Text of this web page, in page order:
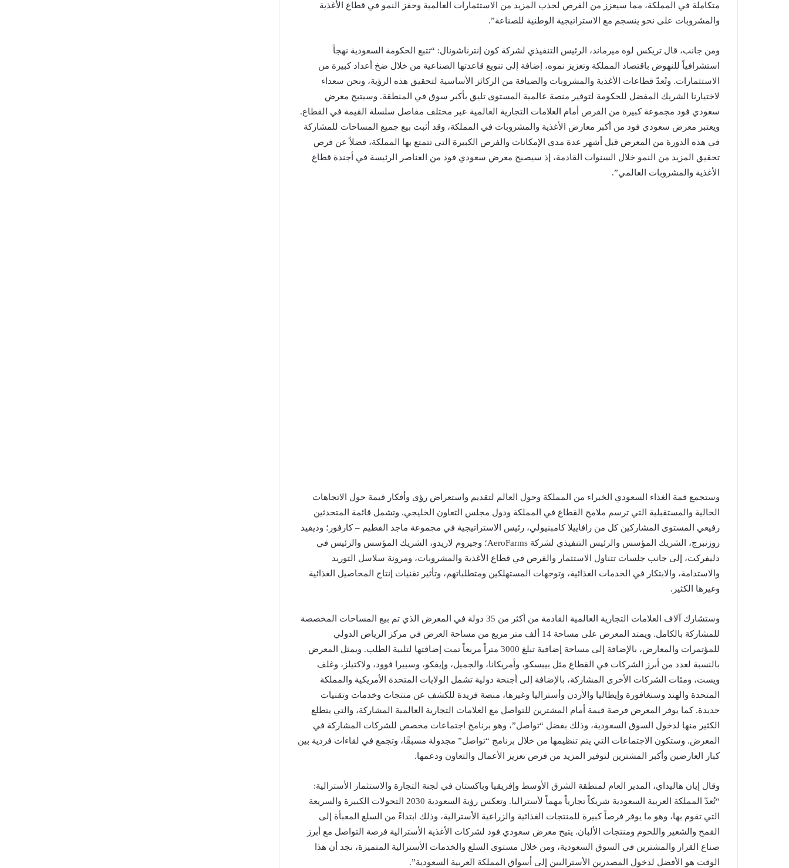
متكاملة في المملكة، مما سيعزز من الفرص لجذب المزيد من الاستثمارات العالمية وحفز النمو في قطاع الأغذية
والمشروبات على نحو ينسجم مع الاستراتيجية الوطنية للصناعة”.
ومن جانب، قال تريكس لوه ميرماند، الرئيس التنفيذي لشركة كون إنترناشونال: “تتبع الحكومة السعودية نهجاً
استشرافياً للنهوض باقتصاد المملكة وتعزيز نموه، إضافة إلى تنويع قاعدتها الصناعية من خلال ضخ أعداد كبيرة من
الاستثمارات. وتُعدّ قطاعات الأغذية والمشروبات والضيافة من الركائز الأساسية لتحقيق هذه الرؤية، ونحن سعداء
لاختيارنا الشريك المفضل للحكومة لتوفير منصة عالمية المستوى تليق بأكبر سوق في المنطقة. وسيتيح معرض
سعودي فود مجموعة كبيرة من الفرص أمام العلامات التجارية العالمية عبر مختلف مفاصل سلسلة القيمة في القطاع.
ويعتبر معرض سعودي فود من أكبر معارض الأغذية والمشروبات في المملكة، وقد أثبت بيع جميع المساحات للمشاركة
في هذه الدورة من المعرض قبل أشهر عدة مدى الإمكانات والفرص الكبيرة التي تتمتع بها المملكة، فضلاً عن فرص
تحقيق المزيد من النمو خلال السنوات القادمة، إذ سيصبح معرض سعودي فود من العناصر الرئيسة في أجندة قطاع
الأغذية والمشروبات العالمي”.
وستجمع قمة الغذاء السعودي الخبراء من المملكة وحول العالم لتقديم واستعراض رؤى وأفكار قيمة حول الاتجاهات
الحالية والمستقبلية التي ترسم ملامح القطاع في المملكة ودول مجلس التعاون الخليجي. وتشمل قائمة المتحدثين
رفيعي المستوى المشاركين كل من رافاييلا كامبنيولي، رئيس الاستراتيجية في مجموعة ماجد الفطيم – كارفور؛ وديفيد
روزنبرج، الشريك المؤسس والرئيس التنفيذي لشركة AeroFarms؛ وجيروم لاريدو، الشريك المؤسس والرئيس في
دليفركت، إلى جانب جلسات تتناول الاستثمار والفرص في قطاع الأغذية والمشروبات، ومرونة سلاسل التوريد
والاستدامة، والابتكار في الخدمات الغذائية، وتوجهات المستهلكين ومتطلباتهم، وتأثير تقنيات إنتاج المحاصيل الغذائية
وغيرها الكثير.
وستشارك آلاف العلامات التجارية العالمية القادمة من أكثر من 35 دولة في المعرض الذي تم بيع المساحات المخصصة
للمشاركة بالكامل. ويمتد المعرض على مساحة 14 ألف متر مربع من مساحة العرض في مركز الرياض الدولي
للمؤتمرات والمعارض، بالإضافة إلى مساحة إضافية تبلغ 3000 متراً مربعاً تمت إضافتها لتلبية الطلب. ويمثل المعرض
بالنسبة لعدد من أبرز الشركات في القطاع مثل بيبسكو، وأمريكانا، والجميل، وإيفكو، وسييرا فوود، ولاكتيلز، وغلف
ويست، ومئات الشركات الأخرى المشاركة، بالإضافة إلى أجنحة دولية تشمل الولايات المتحدة الأمريكية والمملكة
المتحدة والهند وسنغافورة وإيطاليا والأردن وأستراليا وغيرها، منصة فريدة للكشف عن منتجات وخدمات وتقنيات
جديدة. كما يوفر المعرض فرصة قيمة أمام المشترين للتواصل مع العلامات التجارية العالمية المشاركة، والتي يتطلع
الكثير منها لدخول السوق السعودية، وذلك بفضل “تواصل”، وهو برنامج اجتماعات مخصص للشركات المشاركة في
المعرض. وستكون الاجتماعات التي يتم تنظيمها من خلال برنامج “تواصل” مجدولة مسبقًا، وتجمع في لقاءات فردية بين
كبار العارضين وأكبر المشترين لتوفير المزيد من فرص تعزيز الأعمال والتعاون ودعمها.
وقال إيان هاليداي، المدير العام لمنطقة الشرق الأوسط وإفريقيا وباكستان في لجنة التجارة والاستثمار الأسترالية:
“تُعدّ المملكة العربية السعودية شريكاً تجارياً مهماً لأستراليا. وتعكس رؤية السعودية 2030 التحولات الكبيرة والسريعة
التي تقوم بها، وهو ما يوفر فرصاً كبيرة للمنتجات الغذائية والزراعية الأسترالية، وذلك ابتداءً من السلع المعبأة إلى
القمح والشعير واللحوم ومنتجات الألبان. يتيح معرض سعودي فود لشركات الأغذية الأسترالية فرصة التواصل مع أبرز
صناع القرار والمشترين في السوق السعودية، ومن خلال مستوى السلع والخدمات الأسترالية المتميزة، نجد أن هذا
الوقت هو الأفضل لدخول المصدرين الأستراليين إلى أسواق المملكة العربية السعودية”.